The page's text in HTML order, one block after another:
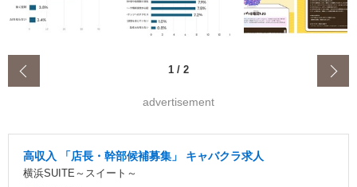
1 / 2
advertisement
高収入 「店長・幹部候補募集」 キャバクラ求人
横浜SUITE～スイート～